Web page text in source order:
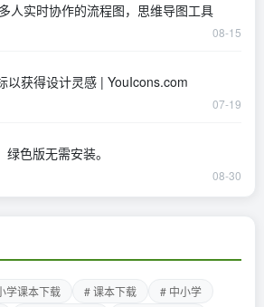
人实时协作的流程图，思维导图工具
08-15
以获得设计灵感 | YouIcons.com
07-19
色版无需安装。
08-30
学课本下载 # 课本下载
# 中小学